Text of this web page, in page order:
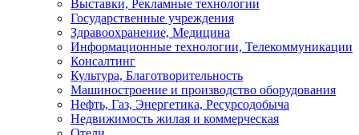
Выставки, Рекламные технологии
Государственные учреждения
Здравоохранение, Медицина
Информационные технологии, Телекоммуникации
Консалтинг
Культура, Благотворительность
Машиностроение и производство оборудования
Нефть, Газ, Энергетика, Ресурсодобыча
Недвижимость жилая и коммерческая